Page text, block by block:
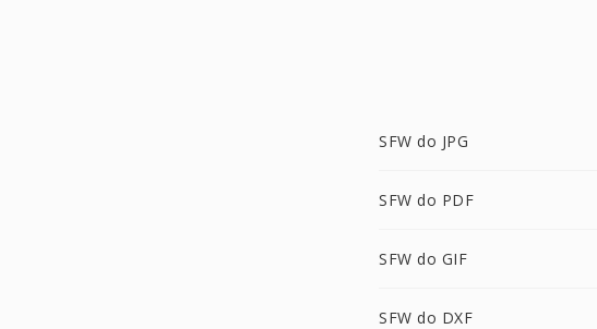
SFW do JPG
SFW do PDF
SFW do GIF
SFW do DXF